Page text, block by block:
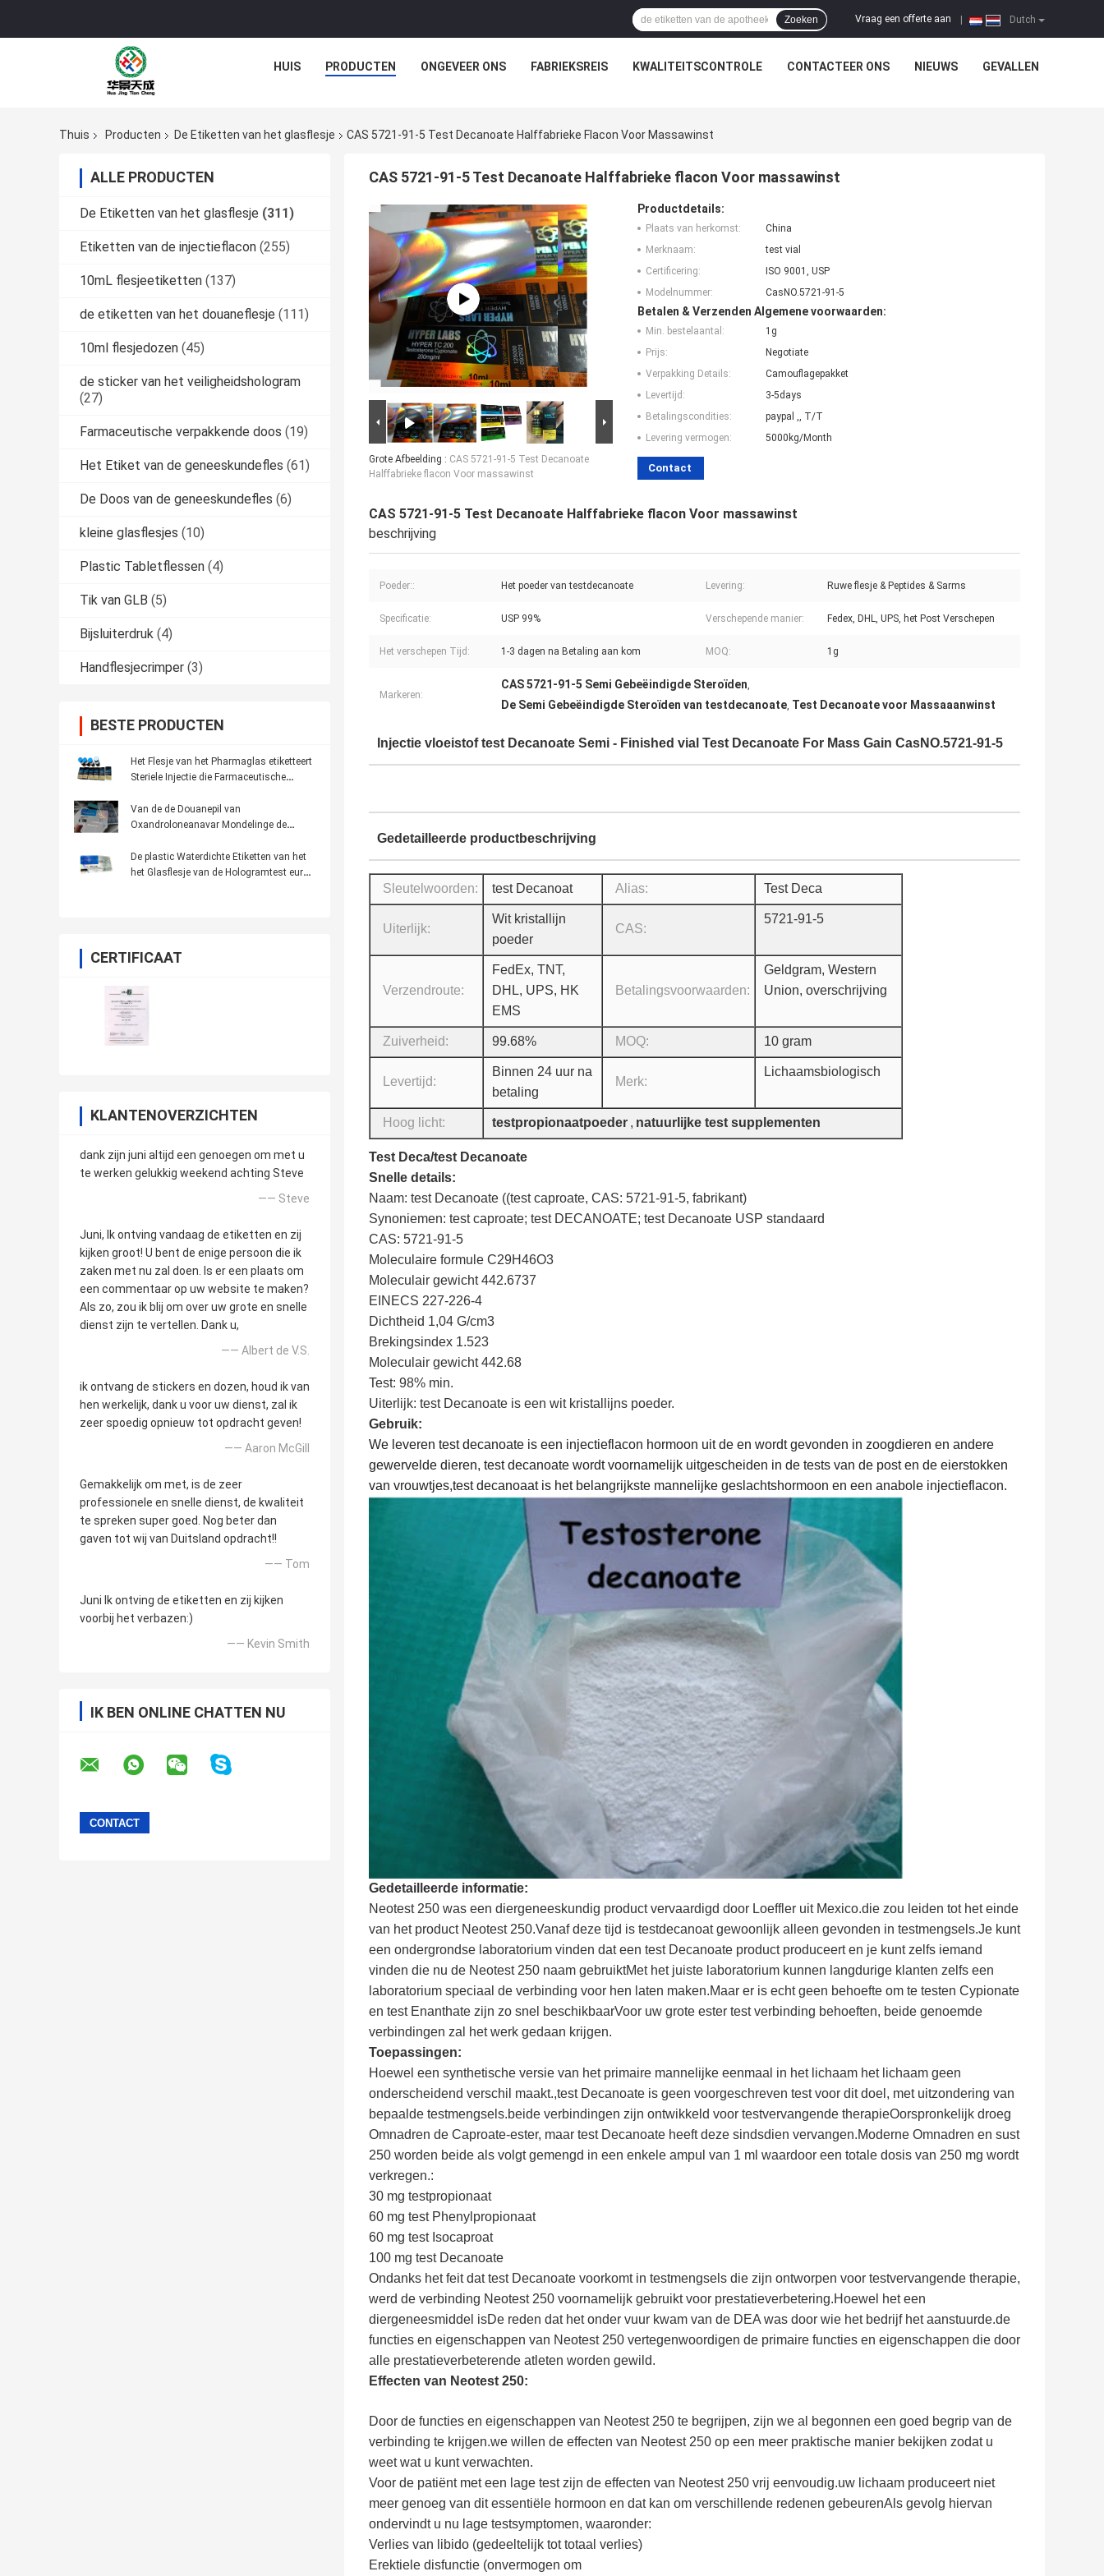
Dutch
Vraag een offerte aan
Zoeken
HUIS PRODUCTEN ONGEVEER ONS FABRIEKSREIS KWALITEITSCONTROLE CONTACTEER ONS NIEUWS GEVALLEN
Thuis Producten De Etiketten van het glasflesje CAS 5721-91-5 Test Decanoate Halffabrieke Flacon Voor Massawinst
ALLE PRODUCTEN
De Etiketten van het glasflesje (311)
Etiketten van de injectieflacon (255)
10mL flesjeetiketten (137)
de etiketten van het douaneflesje (111)
10ml flesjedozen (45)
de sticker van het veiligheidshologram
(27)
Farmaceutische verpakkende doos (19)
Het Etiket van de geneeskundefles (61)
De Doos van de geneeskundefles (6)
kleine glasflesjes (10)
Plastic Tabletflessen (4)
Tik van GLB (5)
Bijsluiterdruk (4)
Handflesjecrimper (3)
BESTE PRODUCTEN
Het Flesje van het Pharmaglas etiketteert
Steriele Injectie die Farmaceutische
Van de de Douanepil van
Oxandroloneanavar Mondelinge de
Druk
De plastic Waterdichte Etiketten van het
het Glasflesje van de Hologramtest euro
CERTIFICAAT
KLANTENOVERZICHTEN
dank zijn juni altijd een genoegen om met u
te werken gelukkig weekend achting Steve
—— Steve
Juni, Ik ontving vandaag de etiketten en zij
kijken groot! U bent de enige persoon die ik
zaken met nu zal doen. Is er een plaats om
een commentaar op uw website te maken?
Als zo, zou ik blij om over uw grote en snelle
dienst zijn te vertellen. Dank u,
—— Albert de V.S.
ik ontvang de stickers en dozen, houd ik van
hen werkelijk, dank u voor uw dienst, zal ik
zeer spoedig opnieuw tot opdracht geven!
—— Aaron McGill
Gemakkelijk om met, is de zeer
professionele en snelle dienst, de kwaliteit
te spreken super goed. Nog beter dan
gaven tot wij van Duitsland opdracht!!
—— Tom
Juni Ik ontving de etiketten en zij kijken
voorbij het verbazen:)
—— Kevin Smith
IK BEN ONLINE CHATTEN NU
CAS 5721-91-5 Test Decanoate Halffabrieke flacon Voor massawinst
Grote Afbeelding : CAS 5721-91-5 Test Decanoate
Halffabrieke flacon Voor massawinst
Productdetails:
Plaats van herkomst:
China
Merknaam:
test vial
Certificering:
ISO 9001, USP
Modelnummer:
CasNO.5721-91-5
Betalen & Verzenden Algemene voorwaarden:
Min. bestelaantal:
1g
Prijs:
Negotiate
Verpakking Details:
Camouflagepakket
Levertijd:
3-5days
Betalingscondities:
paypal ,, T/T
Levering vermogen:
5000kg/Month
Contact
CAS 5721-91-5 Test Decanoate Halffabrieke flacon Voor massawinst
beschrijving
Poeder:: Het poeder van testdecanoate Levering: Ruwe flesje & Peptides & Sarms
Specificatie: USP 99% Verschepende manier: Fedex, DHL, UPS, het Post Verschepen
Het verschepen Tijd: 1-3 dagen na Betaling aan kom MOQ: 1g
Markeren:
CAS 5721-91-5 Semi Gebeëindigde Steroïden,
De Semi Gebeëindigde Steroïden van testdecanoate, Test Decanoate voor Massaaanwinst
Injectie vloeistof test Decanoate Semi - Finished vial Test Decanoate For Mass Gain CasNO.5721-91-5
Gedetailleerde productbeschrijving
Sleutelwoorden: test Decanoat Alias: Test Deca
Uiterlijk:
Wit kristallijn
poeder
CAS:
5721-91-5
Verzendroute:
FedEx, TNT,
DHL, UPS, HK
EMS
Betalingsvoorwaarden:
Geldgram, Western
Union, overschrijving
Zuiverheid: 99.68% MOQ: 10 gram
Levertijd:
Binnen 24 uur na
betaling
Merk:
Lichaamsbiologisch
Hoog licht: testpropionaatpoeder , natuurlijke test supplementen
Test Deca/test Decanoate
Snelle details:
Naam: test Decanoate ((test caproate, CAS: 5721-91-5, fabrikant)
Synoniemen: test caproate; test DECANOATE; test Decanoate USP standaard
CAS: 5721-91-5
Moleculaire formule C29H46O3
Moleculair gewicht 442.6737
EINECS 227-226-4
Dichtheid 1,04 G/cm3
Brekingsindex 1.523
Moleculair gewicht 442.68
Test: 98% min.
Uiterlijk: test Decanoate is een wit kristallijns poeder.
Gebruik:
We leveren test decanoate is een injectieflacon hormoon uit de en wordt gevonden in zoogdieren en andere
gewervelde dieren, test decanoate wordt voornamelijk uitgescheiden in de tests van de post en de eierstokken
van vrouwtjes,test decanoaat is het belangrijkste mannelijke geslachtshormoon en een anabole injectieflacon.
Gedetailleerde informatie:
Neotest 250 was een diergeneeskundig product vervaardigd door Loeffler uit Mexico.die zou leiden tot het einde
van het product Neotest 250.Vanaf deze tijd is testdecanoat gewoonlijk alleen gevonden in testmengsels.Je kunt
een ondergrondse laboratorium vinden dat een test Decanoate product produceert en je kunt zelfs iemand
vinden die nu de Neotest 250 naam gebruiktMet het juiste laboratorium kunnen langdurige klanten zelfs een
laboratorium speciaal de verbinding voor hen laten maken.Maar er is echt geen behoefte om te testen Cypionate
en test Enanthate zijn zo snel beschikbaarVoor uw grote ester test verbinding behoeften, beide genoemde
verbindingen zal het werk gedaan krijgen.
Toepassingen:
Hoewel een synthetische versie van het primaire mannelijke eenmaal in het lichaam het lichaam geen
onderscheidend verschil maakt.,test Decanoate is geen voorgeschreven test voor dit doel, met uitzondering van
bepaalde testmengsels.beide verbindingen zijn ontwikkeld voor testvervangende therapieOorspronkelijk droeg
Omnadren de Caproate-ester, maar test Decanoate heeft deze sindsdien vervangen.Moderne Omnadren en sust
250 worden beide als volgt gemengd in een enkele ampul van 1 ml waardoor een totale dosis van 250 mg wordt
verkregen.:
30 mg testpropionaat
60 mg test Phenylpropionaat
60 mg test Isocaproat
100 mg test Decanoate
Ondanks het feit dat test Decanoate voorkomt in testmengsels die zijn ontworpen voor testvervangende therapie,
werd de verbinding Neotest 250 voornamelijk gebruikt voor prestatieverbetering.Hoewel het een
diergeneesmiddel isDe reden dat het onder vuur kwam van de DEA was door wie het bedrijf het aanstuurde.de
functies en eigenschappen van Neotest 250 vertegenwoordigen de primaire functies en eigenschappen die door
alle prestatieverbeterende atleten worden gewild.
Effecten van Neotest 250:
Door de functies en eigenschappen van Neotest 250 te begrijpen, zijn we al begonnen een goed begrip van de
verbinding te krijgen.we willen de effecten van Neotest 250 op een meer praktische manier bekijken zodat u
weet wat u kunt verwachten.
Voor de patiënt met een lage test zijn de effecten van Neotest 250 vrij eenvoudig.uw lichaam produceert niet
meer genoeg van dit essentiële hormoon en dat kan om verschillende redenen gebeurenAls gevolg hiervan
ondervindt u nu lage testsymptomen, waaronder:
Verlies van libido (gedeeltelijk tot totaal verlies)
Erektiele disfunctie (onvermogen om